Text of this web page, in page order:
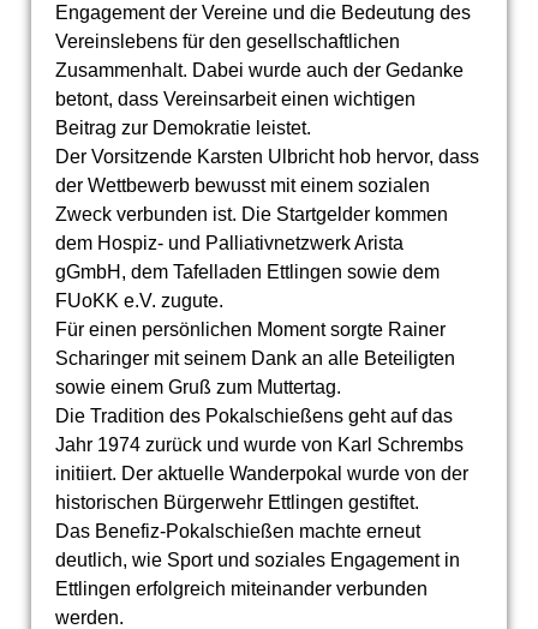
Engagement der Vereine und die Bedeutung des
Vereinslebens für den gesellschaftlichen
Zusammenhalt. Dabei wurde auch der Gedanke
betont, dass Vereinsarbeit einen wichtigen
Beitrag zur Demokratie leistet.
Der Vorsitzende Karsten Ulbricht hob hervor, dass
der Wettbewerb bewusst mit einem sozialen
Zweck verbunden ist. Die Startgelder kommen
dem Hospiz- und Palliativnetzwerk Arista
gGmbH, dem Tafelladen Ettlingen sowie dem
FUoKK e.V. zugute.
Für einen persönlichen Moment sorgte Rainer
Scharinger mit seinem Dank an alle Beteiligten
sowie einem Gruß zum Muttertag.
Die Tradition des Pokalschießens geht auf das
Jahr 1974 zurück und wurde von Karl Schrembs
initiiert. Der aktuelle Wanderpokal wurde von der
historischen Bürgerwehr Ettlingen gestiftet.
Das Benefiz-Pokalschießen machte erneut
deutlich, wie Sport und soziales Engagement in
Ettlingen erfolgreich miteinander verbunden
werden.